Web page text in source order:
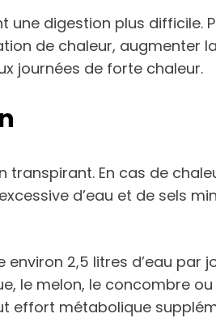
une digestion plus
de chaleur, augmenter
journées de forte chaleur.
transpirant. En cas de
d’eau et de sels
2,5 litres d’eau
le melon, le concombre
effort métabolique